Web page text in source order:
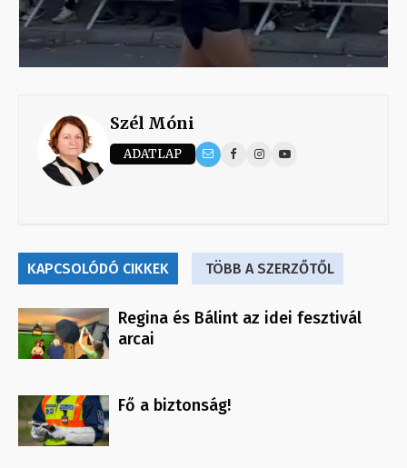
Szél Móni
ADATLAP
KAPCSOLÓDÓ CIKKEK TÖBB A SZERZŐTŐL
Regina és Bálint az idei fesztivál
arcai
Fő a biztonság!